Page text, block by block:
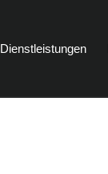
Dienstleistungen